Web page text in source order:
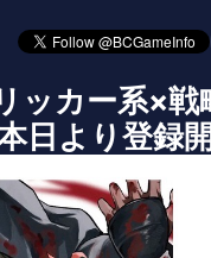
ッカー系×
日より登録